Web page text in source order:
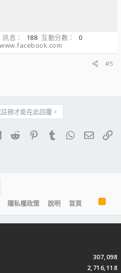
訊息 188 互動分數
0
www.facebook.com
#5
冊才能在此回覆。
LinkedIn
Reddit PinterestTumblrWhatsApp
電子
隱私權政策 說明 首頁
R
S
S
307,098
2,716,118